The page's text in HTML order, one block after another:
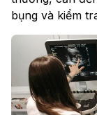
bụng và kiểm